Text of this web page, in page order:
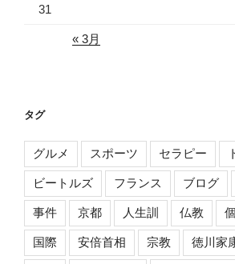
31
« 3月
タグ
グルメ スポーツ セラピー
ビートルズ フランス ブログ
事件 京都 人生訓 仏教
国際 安倍首相 宗教 徳川家